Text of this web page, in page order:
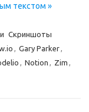
текстом »
Скриншоты
, Gary Parker,
, Notion , Zim ,